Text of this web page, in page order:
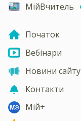
МійВчитель
Початок
Вебінари
Новини сайту
Контакти
Мій+